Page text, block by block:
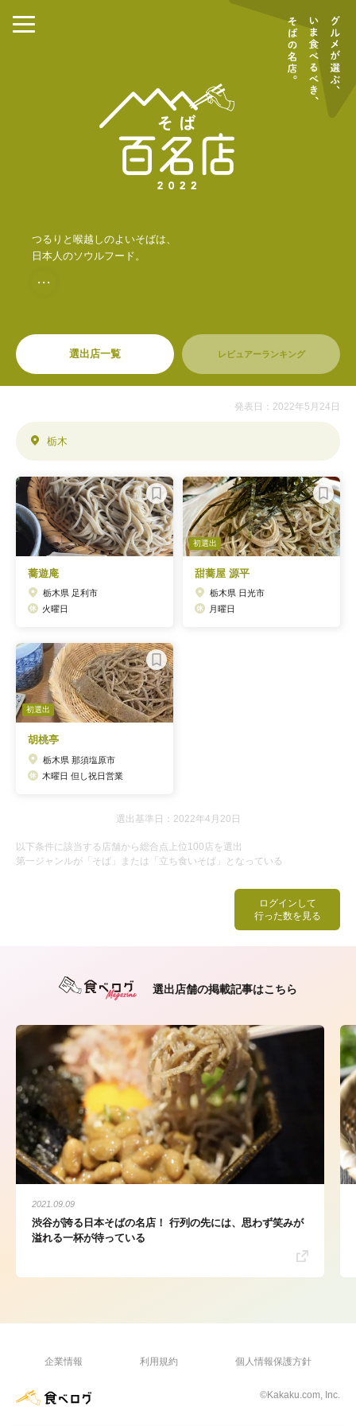
つるりと喉越しのよいそばは、
日本人のソウルフード。
・・・
選出店一覧 レビュアーランキング
ログインして
行った数を見る
発表日：2022年5月24日
栃木
蕎遊庵
栃木県 足利市
火曜日
初選出
甜蕎屋 源平
栃木県 日光市
月曜日
初選出
胡桃亭
栃木県 那須塩原市
木曜日 但し祝日営業
選出基準日：2022年4月20日
以下条件に該当する店舗から総合点上位100店を選出
第一ジャンルが「そば」または「立ち食いそば」となっている
選出店舗の掲載記事はこちら
2021.09.09
渋谷が誇る日本そばの名店！ 行列の先には、思わず笑みが
溢れる一杯が待っている
企業情報 利用規約 個人情報保護方針
©Kakaku.com, Inc.